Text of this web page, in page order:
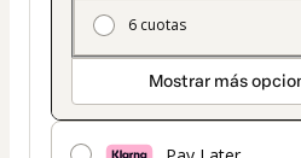
6 cuotas
Mostrar más